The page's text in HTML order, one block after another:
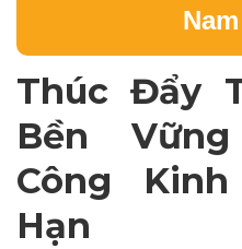
Thúc Đẩy
Bền
Công
Hạn